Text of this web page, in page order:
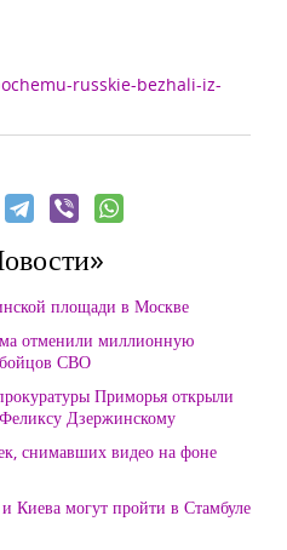
russkie-bezhali-iz-
площади в Москве
отменили миллионную
СВО
Приморья открыли
Дзержинскому
снимавших видео на фоне
Киева могут пройти в Стамбуле